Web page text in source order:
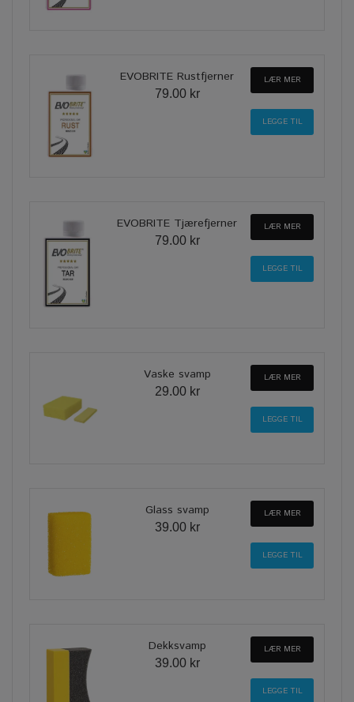
EVOBRITE Rustfjerner
79.00 kr
LÆR MER
EVOBRITE Tjærefjerner
79.00 kr
LÆR MER
Vaske svamp
29.00 kr
LÆR MER
Glass svamp
39.00 kr
LÆR MER
Dekksvamp
39.00 kr
LÆR MER